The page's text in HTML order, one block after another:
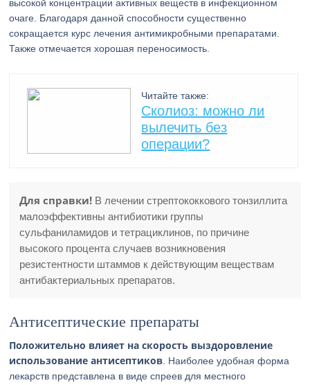
высокой концентрации активных веществ в инфекционном
очаге. Благодаря данной способности существенно
сокращается курс лечения антимикробными препаратами.
Также отмечается хорошая переносимость.
Читайте также:
Сколиоз: можно ли
вылечить без
операции?
Для справки! В лечении стрептококкового тонзиллита
малоэффективны антибиотики группы
сульфаниламидов и тетрациклинов, по причине
высокого процента случаев возникновения
резистентности штаммов к действующим веществам
антибактериальных препаратов.
Антисептические препараты
Положительно влияет на скорость выздоровление
использование антисептиков . Наиболее удобная форма
лекарств представлена в виде спреев для местного